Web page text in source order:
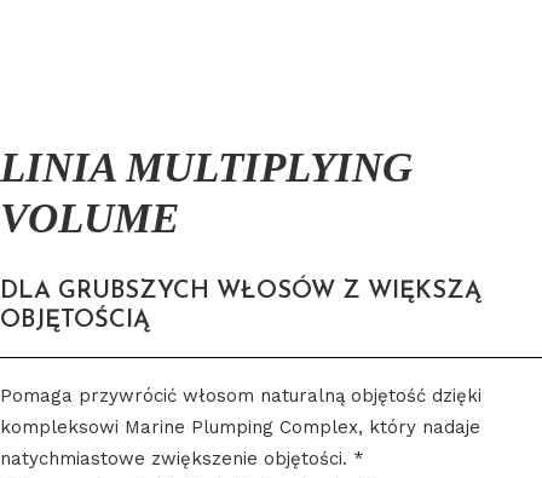
LINIA MULTIPLYING
VOLUME
DLA GRUBSZYCH WŁOSÓW Z WIĘKSZĄ
OBJĘTOŚCIĄ
Pomaga przywrócić włosom naturalną objętość dzięki
kompleksowi Marine Plumping Complex, który nadaje
natychmiastowe zwiększenie objętości. *